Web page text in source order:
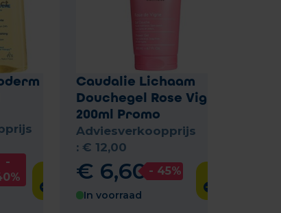
-
Caudalie Lichaam
Douchegel Rose Vignes
200ml Promo
Adviesverkoopprijs
:€ 12,00
€ 6,60- 45%
In voorraad